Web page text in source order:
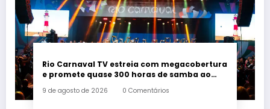
Rio Carnaval TV estreia com megacobertura
e promete quase 300 horas de samba ao
9 de agosto de 2026 0 Comentários